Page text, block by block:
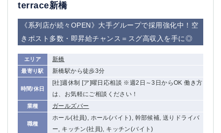
terrace新橋
《系列店が続々OPEN》大手グループで採用強化中！空
きポスト多数・即昇給チャンス＝スグ高収入を手に◎
エリア 新橋
最寄り駅 新橋駅から徒歩3分
時間/休日
[社]週休制 [ア]曜日応相談 ※週2日～3日からOK 働き方
は、お気軽にご相談ください！
業種 ガールズバー
職種
ホール(社員), ホール(バイト), 幹部候補, 送りドライバ
ー, キッチン(社員), キッチン(バイト)